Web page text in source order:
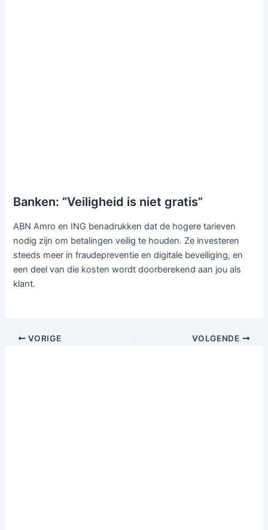
Banken: “Veiligheid is niet gratis”
ABN Amro en ING benadrukken dat de hogere tarieven
nodig zijn om betalingen veilig te houden. Ze investeren
steeds meer in fraudepreventie en digitale beveiliging, en
een deel van die kosten wordt doorberekend aan jou als
klant.
VORIGE VOLGENDE